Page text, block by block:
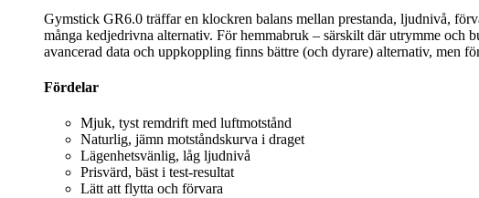
Gymstick GR6.0 träffar en klockren balans mellan prestanda, ljudnivå,
många kedjedrivna alternativ. För hemmabruk – särskilt där utrymme och
avancerad data och uppkoppling finns bättre (och dyrare) alternativ, men
Fördelar
Mjuk, tyst remdrift med luftmotstånd
Naturlig, jämn motståndskurva i draget
Lägenhetsvänlig, låg ljudnivå
Prisvärd, bäst i test-resultat
Lätt att flytta och förvara